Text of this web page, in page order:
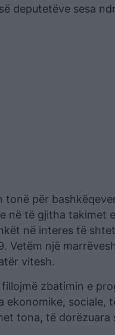
deputetëve sesa
për
në të gjitha takimet
në interes të
Vetëm një
vitesh.
zbatimin e
sociale,
tona, të dorëzuara